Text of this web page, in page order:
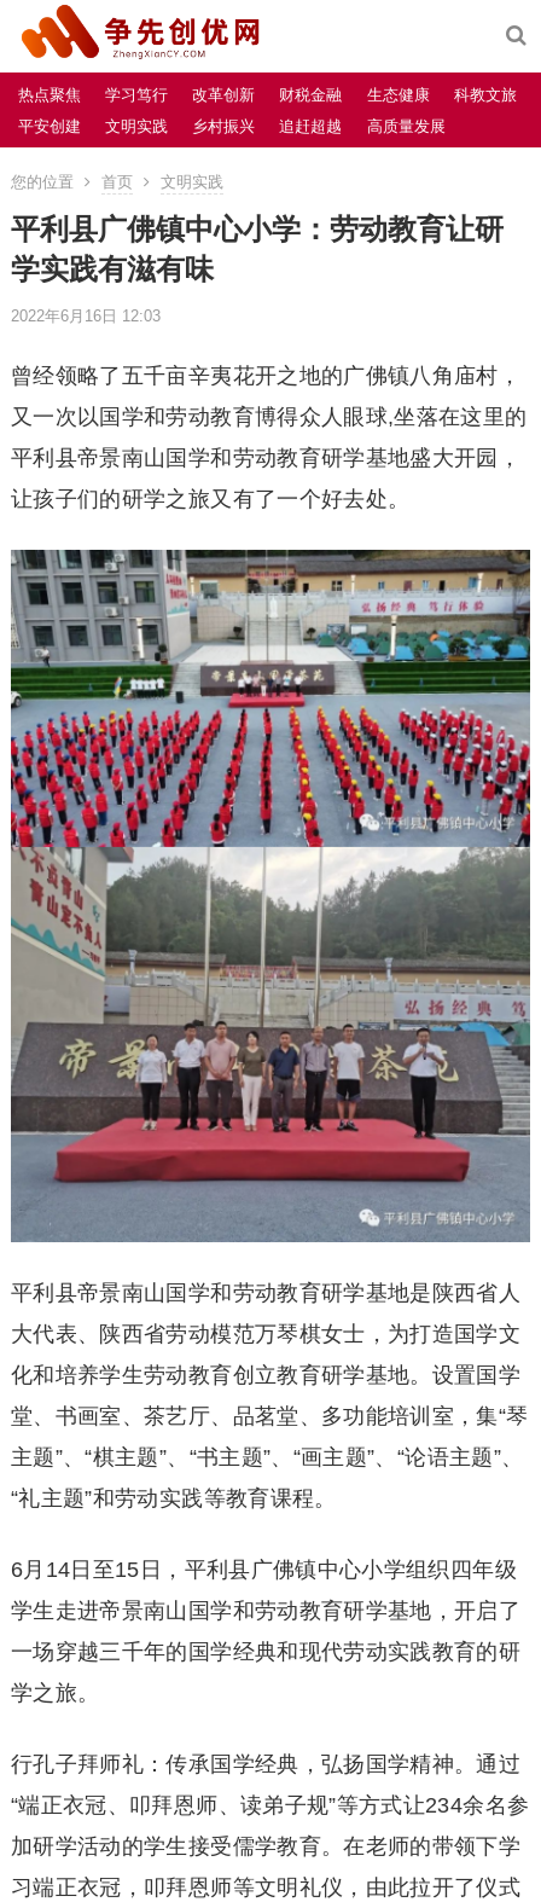
热点聚焦 学习笃行 改革创新 财税金融 生态健康
科教文旅
平安创建
文明实践 乡村振兴 追赶超越 高质量发展
您的位置 首页 文明实践
平利县广佛镇中心小学：劳动教育让研
学实践有滋有味
2022年6月16日 12:03
曾经领略了五千亩辛夷花开之地的广佛镇八角庙村，
又一次以国学和劳动教育博得众人眼球,坐落在这里的
平利县帝景南山国学和劳动教育研学基地盛大开园，
让孩子们的研学之旅又有了一个好去处。
平利县帝景南山国学和劳动教育研学基地是陕西省人
大代表、陕西省劳动模范万琴棋女士，为打造国学文
化和培养学生劳动教育创立教育研学基地。设置国学
堂、书画室、茶艺厅、品茗堂、多功能培训室，集“琴
主题”、“棋主题”、“书主题”、“画主题”、“论语主题”、
“礼主题”和劳动实践等教育课程。
6月14日至15日，平利县广佛镇中心小学组织四年级
学生走进帝景南山国学和劳动教育研学基地，开启了
一场穿越三千年的国学经典和现代劳动实践教育的研
学之旅。
行孔子拜师礼：传承国学经典，弘扬国学精神。通过
“端正衣冠、叩拜恩师、读弟子规”等方式让234余名参
加研学活动的学生接受儒学教育。在老师的带领下学
习端正衣冠，叩拜恩师等文明礼仪，由此拉开了仪式